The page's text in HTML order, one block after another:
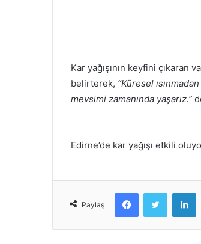
Kar yağışının keyfini çıkaran
belirterek, “Küresel
mevsimi zamanında yaşarız.”
Edirne’de kar yağışı etkili
Paylaş
FacebookTwitter